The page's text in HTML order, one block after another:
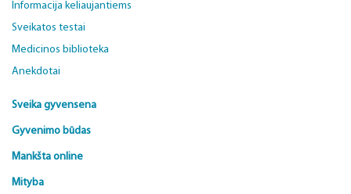
Informacija keliaujantiems
Sveikatos testai
Medicinos biblioteka
Anekdotai
Sveika gyvensena
Gyvenimo būdas
Mankšta online
Mityba